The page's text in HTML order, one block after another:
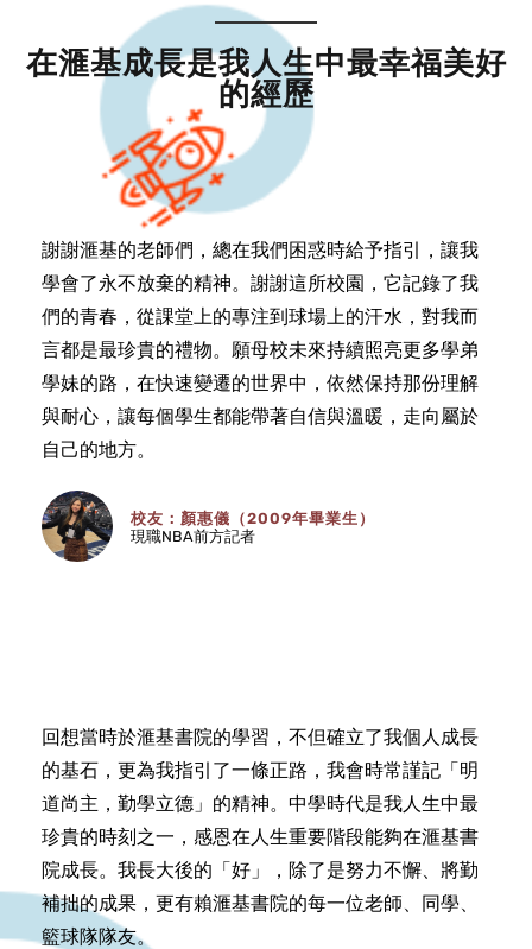
在滙基成長是我人生中最幸福美好
的經歷
謝謝滙基的老師們，總在我們困惑時給予指引，讓我
學會了永不放棄的精神。謝謝這所校園，它記錄了我
們的青春，從課堂上的專注到球場上的汗水，對我而
言都是最珍貴的禮物。願母校未來持續照亮更多學弟
學妹的路，在快速變遷的世界中，依然保持那份理解
與耐心，讓每個學生都能帶著自信與溫暖，走向屬於
自己的地方。
校友：顏惠儀（2009年畢業生）
現職NBA前方記者
回想當時於滙基書院的學習，不但確立了我個人成長
的基石，更為我指引了一條正路，我會時常謹記「明
道尚主，勤學立德」的精神。中學時代是我人生中最
珍貴的時刻之一，感恩在人生重要階段能夠在滙基書
院成長。我長大後的「好」，除了是努力不懈、將勤
補拙的成果，更有賴滙基書院的每一位老師、同學、
籃球隊隊友。